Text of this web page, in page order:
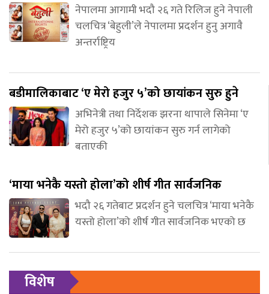
नेपालमा आगामी भदौ २६ गते रिलिज हुने नेपाली
चलचित्र ‘बेहुली’ले नेपालमा प्रदर्शन हुनु अगावै
अन्तर्राष्ट्रिय
बडीमालिकाबाट ‘ए मेरो हजुर ५’को छायांकन सुरु हुने
अभिनेत्री तथा निर्देशक झरना थापाले सिनेमा ‘ए
मेरो हजुर ५’को छायांकन सुरु गर्न लागेको
बताएकी
‘माया भनेकै यस्तो होला’को शीर्ष गीत सार्वजनिक
भदौ २६ गतेबाट प्रदर्शन हुने चलचित्र ‘माया भनेकै
यस्तो होला’को शीर्ष गीत सार्वजनिक भएको छ
विशेष